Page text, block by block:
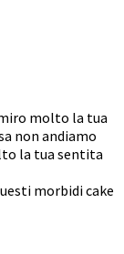
molto la tua
non andiamo
la tua sentita
morbidi cake